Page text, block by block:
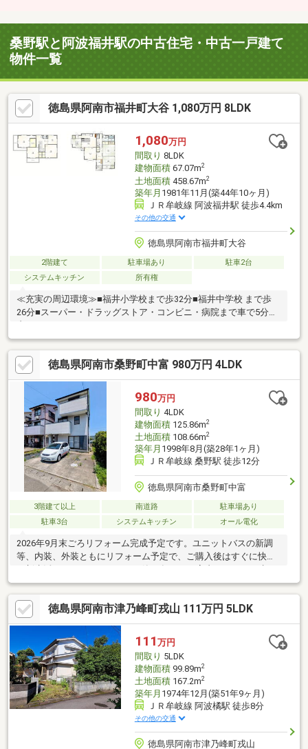
桑野駅と阿波福井駅の中古住宅・中古一戸建て
物件一覧
徳島県阿南市福井町大谷 1,080万円 8LDK
1,080万円
間取り 8LDK
建物面積67.07m2
土地面積458.67m2
築年月 1981年11月(築44年10ヶ月)
ＪＲ牟岐線 阿波福井駅 徒歩4.4km
その他の交通
徳島県阿南市福井町大谷
2階建て 駐車場あり
駐車2台
システムキッチン
所有権
≪充実の周辺環境≫■福井小学校まで歩32分■福井中学校 まで歩
26分■スーパー・ドラッグストア・コンビニ・病院まで車で5分圏
徳島県阿南市桑野町中富 980万円 4LDK
980万円
間取り 4LDK
建物面積125.86m2
土地面積108.66m2
築年月 1998年8月(築28年1ヶ月)
ＪＲ牟岐線 桑野駅 徒歩12分
徳島県阿南市桑野町中富
3階建て以上 南道路
駐車場あり
駐車3台
システムキッチン オール電化
2026年9月末ごろリフォーム完成予定です。ユニットバスの新調
等、内装、外装ともにリフォーム予定で、ご購入後はすぐに快適
れ変わり、駐車場は3台分を確保。ご家族の車はもちろん、来客時
にも便利です。津波警戒区域外に位置しており、安心感のある住
環境も魅力。コンパクトながらもファミリー世帯にもおすすめの
一邸です。■2026年9月 リフォーム完成予定■洋室：床重ね張
り、クロス張替え 和室：クロス張替え、襖・障子張替え、畳表
替え LDK：床重ね張り、クロス張替え ユニットバス：新調
洗面台：新調IH：新調 その他内装工事、外構工事
徳島県阿南市津乃峰町戎山 111万円 5LDK
111 万円
間取り 5LDK
建物面積99.89m2
土地面積167.2m2
築年月 1974年12月(築51年9ヶ月)
ＪＲ牟岐線 阿波橘駅 徒歩8分
その他の交通
徳島県阿南市津乃峰町戎山